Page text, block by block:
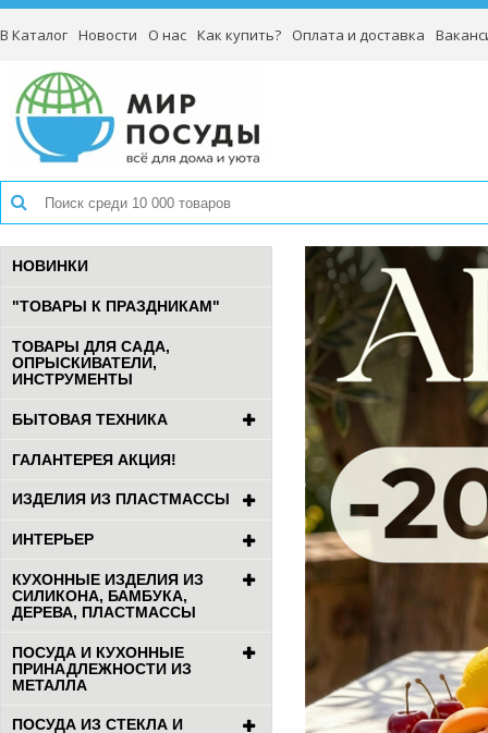
В Каталог Новости О нас Как купить? Оплата и доставка
НОВИНКИ
"ТОВАРЫ К ПРАЗДНИКАМ"
ТОВАРЫ ДЛЯ САДА,
ОПРЫСКИВАТЕЛИ,
ИНСТРУМЕНТЫ
БЫТОВАЯ ТЕХНИКА
ГАЛАНТЕРЕЯ АКЦИЯ!
ИЗДЕЛИЯ ИЗ ПЛАСТМАССЫ
ИНТЕРЬЕР
КУХОННЫЕ ИЗДЕЛИЯ ИЗ
СИЛИКОНА, БАМБУКА,
ДЕРЕВА, ПЛАСТМАССЫ
ПОСУДА И КУХОННЫЕ
ПРИНАДЛЕЖНОСТИ ИЗ
МЕТАЛЛА
ПОСУДА ИЗ СТЕКЛА И